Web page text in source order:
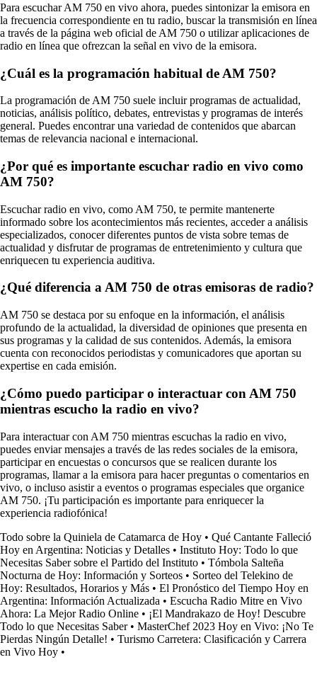
Para escuchar AM 750 en vivo ahora, puedes sintonizar la emisora en
la frecuencia correspondiente en tu radio, buscar la transmisión en línea
a través de la página web oficial de AM 750 o utilizar aplicaciones de
radio en línea que ofrezcan la señal en vivo de la emisora.
¿Cuál es la programación habitual de AM 750?
La programación de AM 750 suele incluir programas de actualidad,
noticias, análisis político, debates, entrevistas y programas de interés
general. Puedes encontrar una variedad de contenidos que abarcan
temas de relevancia nacional e internacional.
¿Por qué es importante escuchar radio en vivo como
AM 750?
Escuchar radio en vivo, como AM 750, te permite mantenerte
informado sobre los acontecimientos más recientes, acceder a análisis
especializados, conocer diferentes puntos de vista sobre temas de
actualidad y disfrutar de programas de entretenimiento y cultura que
enriquecen tu experiencia auditiva.
¿Qué diferencia a AM 750 de otras emisoras de radio?
AM 750 se destaca por su enfoque en la información, el análisis
profundo de la actualidad, la diversidad de opiniones que presenta en
sus programas y la calidad de sus contenidos. Además, la emisora
cuenta con reconocidos periodistas y comunicadores que aportan su
expertise en cada emisión.
¿Cómo puedo participar o interactuar con AM 750
mientras escucho la radio en vivo?
Para interactuar con AM 750 mientras escuchas la radio en vivo,
puedes enviar mensajes a través de las redes sociales de la emisora,
participar en encuestas o concursos que se realicen durante los
programas, llamar a la emisora para hacer preguntas o comentarios en
vivo, o incluso asistir a eventos o programas especiales que organice
AM 750. ¡Tu participación es importante para enriquecer la
experiencia radiofónica!
Todo sobre la Quiniela de Catamarca de Hoy • Qué Cantante Falleció
Hoy en Argentina: Noticias y Detalles • Instituto Hoy: Todo lo que
Necesitas Saber sobre el Partido del Instituto • Tómbola Salteña
Nocturna de Hoy: Información y Sorteos • Sorteo del Telekino de
Hoy: Resultados, Horarios y Más • El Pronóstico del Tiempo Hoy en
Argentina: Información Actualizada • Escucha Radio Mitre en Vivo
Ahora: La Mejor Radio Online • ¡El Mandrakazo de Hoy! Descubre
Todo lo que Necesitas Saber• MasterChef 2023 Hoy en Vivo: ¡No Te
Pierdas Ningún Detalle! • Turismo Carretera: Clasificación y Carrera
en Vivo Hoy •